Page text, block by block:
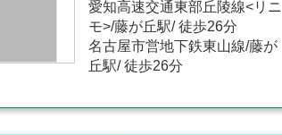
愛知高速交通東部丘陵線<リニ
モ>/藤が丘駅/ 徒歩26分
名古屋市営地下鉄東山線/藤が
丘駅/ 徒歩26分